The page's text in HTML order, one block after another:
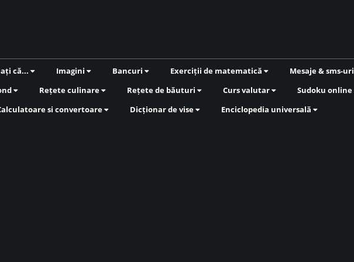
că... Imagini Bancuri Exerciții de matematică Mesaje & sms-uri
Rețete culinare Rețete de băuturi Curs valutar Sudoku online
si convertoare
Dicționar de vise Enciclopedia universală